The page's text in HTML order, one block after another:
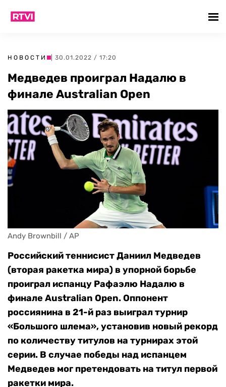
НОВОСТИ | 30.01.2022 / 17:20
Медведев проиграл Надалю в
финале Australian Open
Andy Brownbill / AP
Российский теннисист Даниил Медведев
(вторая ракетка мира) в упорной борьбе
проиграл испанцу Рафаэлю Надалю в
финале Australian Open. Оппонент
россиянина в 21-й раз выиграл турнир
«Большого шлема», установив новый рекорд
по количеству титулов на турнирах этой
серии. В случае победы над испанцем
Медведев мог претендовать на титул первой
ракетки мира.